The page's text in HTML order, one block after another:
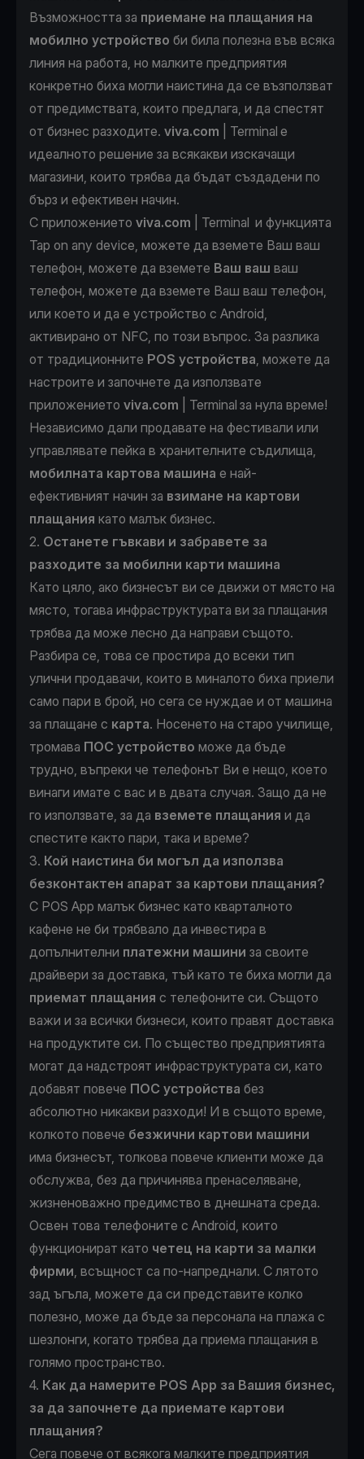
Възможността за приемане на плащания на
мобилно устройство би била полезна във всяка
линия на работа, но малките предприятия
конкретно биха могли наистина да се възползват
от предимствата, които предлага, и да спестят
от бизнес разходите. viva.com | Terminal е
идеалното решение за всякакви изскачащи
магазини, които трябва да бъдат създадени по
бърз и ефективен начин.
С приложението viva.com | Terminal и функцията
Tap on any device, можете да вземете Ваш ваш
телефон, можете да вземете Ваш ваш ваш
телефон, можете да вземете Ваш ваш телефон,
или което и да е устройство с Android,
активирано от NFC, по този въпрос. За разлика
от традиционните POS устройства, можете да
настроите и започнете да използвате
приложението viva.com | Terminal за нула време!
Независимо дали продавате на фестивали или
управлявате пейка в хранителните съдилища,
мобилната картова машина е най-
ефективният начин за взимане на картови
плащания като малък бизнес.
2. Останете гъвкави и забравете за
разходите за мобилни карти машина
Като цяло, ако бизнесът ви се движи от място на
място, тогава инфраструктурата ви за плащания
трябва да може лесно да направи същото.
Разбира се, това се простира до всеки тип
улични продавачи, които в миналото биха приели
само пари в брой, но сега се нуждае и от машина
за плащане с карта. Носенето на старо училище,
тромава ПОС устройство може да бъде
трудно, въпреки че телефонът Ви е нещо, което
винаги имате с вас и в двата случая. Защо да не
го използвате, за да вземете плащания и да
спестите както пари, така и време?
3. Кой наистина би могъл да използва
безконтактен апарат за картови плащания?
С POS App малък бизнес като кварталното
кафене не би трябвало да инвестира в
допълнителни платежни машини за своите
драйвери за доставка, тъй като те биха могли да
приемат плащания с телефоните си. Същото
важи и за всички бизнеси, които правят доставка
на продуктите си. По същество предприятията
могат да надстроят инфраструктурата си, като
добавят повече ПОС устройства без
абсолютно никакви разходи! И в същото време,
колкото повече безжични картови машини
има бизнесът, толкова повече клиенти може да
обслужва, без да причинява пренаселяване,
жизненоважно предимство в днешната среда.
Освен това телефоните с Android, които
функционират като четец на карти за малки
фирми, всъщност са по-напреднали. С лятото
зад ъгъла, можете да си представите колко
полезно, може да бъде за персонала на плажа с
шезлонги, когато трябва да приема плащания в
голямо пространство.
4. Как да намерите POS App за Вашия бизнес,
за да започнете да приемате картови
плащания?
Сега повече от всякога малките предприятия